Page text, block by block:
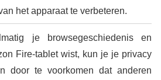
het apparaat te verbeteren.
je browsegeschiedenis en
Fire-tablet wist, kun je je privacy
door te voorkomen dat anderen